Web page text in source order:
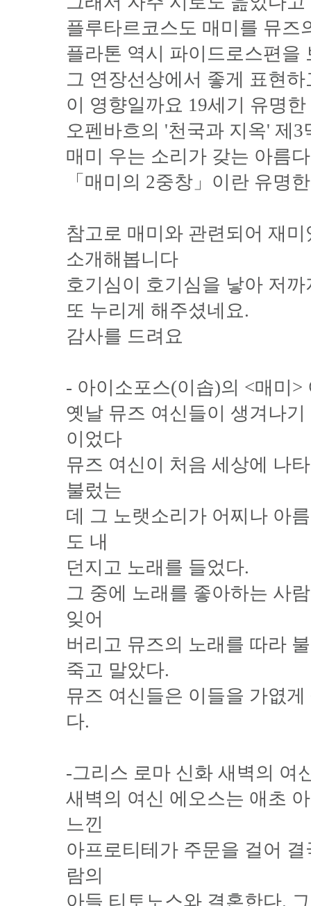
플루타르코스도 매미를 뮤즈
플라톤 역시 파이드로스편을
그 연장선상에서 좋게 표현
이 영향일까요 19세기 유명
오펜바흐의 '천국과 지옥' 제3
매미 우는 소리가 갖는 아름
「매미의 2중창」이란 유명
참고로 매미와 관련되어 재
소개해봅니다
호기심이 호기심을 낳아 저
또 누리게 해주셨네요.
감사를 드려요
- 아이소포스(이솝)의 <매미>
옛날 뮤즈 여신들이 생겨나
이었다
뮤즈 여신이 처음 세상에 나
불렀는
데 그 노랫소리가 어찌나 아
도 내
던지고 노래를 들었다.
그 중에 노래를 좋아하는 사
잊어
버리고 뮤즈의 노래를 따라
죽고 말았다.
뮤즈 여신들은 이들을 가엾
다.
-그리스 로마 신화 새벽의 여
새벽의 여신 에오스는 애초
느낀
아프로티테가 주문을 걸어
람의
아들 티토노스와 결혼한다.